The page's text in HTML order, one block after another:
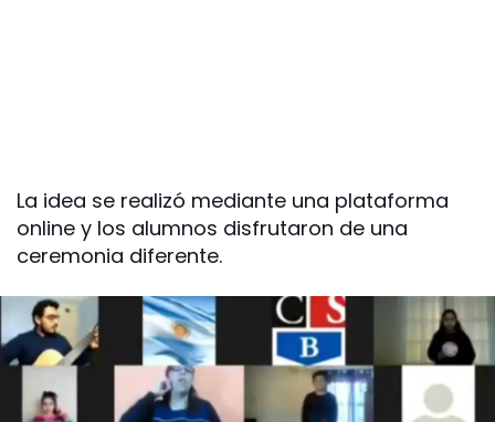
La idea se realizó mediante una plataforma
online y los alumnos disfrutaron de una
ceremonia diferente.